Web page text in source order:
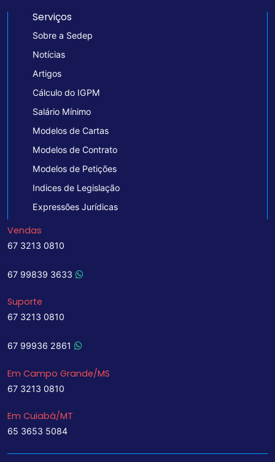
Serviços
Sobre a Sedep
Notícias
Artigos
Cálculo do IGPM
Salário Mínimo
Modelos de Cartas
Modelos de Contrato
Modelos de Petições
Indices de Legislação
Expressões Jurídicas
Vendas
67 3213 0810
67 99839 3633
Suporte
67 3213 0810
67 99936 2861
Em Campo Grande/MS
67 3213 0810
Em Cuiabá/MT
65 3653 5084